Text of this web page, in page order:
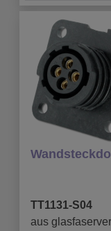
TT1131-S04
aus